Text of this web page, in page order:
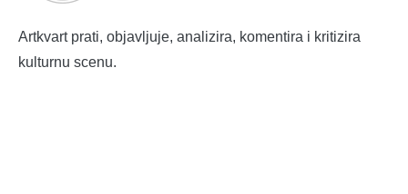
Artkvart prati, objavljuje, analizira, komentira i kritizira
kulturnu scenu.